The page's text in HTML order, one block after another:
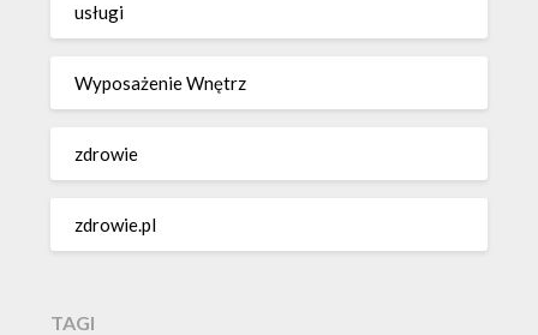
usługi
Wyposażenie Wnętrz
zdrowie
zdrowie.pl
TAGI